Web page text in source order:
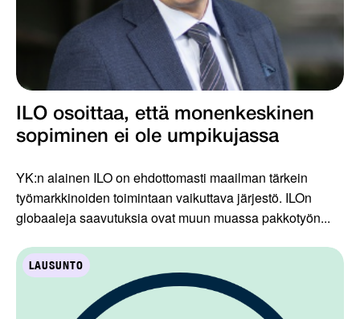
ILO osoittaa, että monenkeskinen
sopiminen ei ole umpikujassa
YK:n alainen ILO on ehdottomasti maailman tärkein
työmarkkinoiden toimintaan vaikuttava järjestö. ILOn
globaaleja saavutuksia ovat muun muassa pakkotyön...
LAUSUNTO